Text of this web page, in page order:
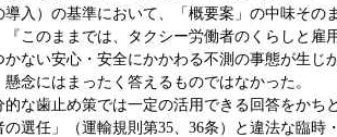
入）の基準において、「概要案」の中味その
このままでは、タクシー労働者のくらしと雇
ない安心・安全にかかわる不測の事態が生じ
念にはまったく答えるものではなかった。
な歯止め策では一定の活用できる回答をかち
選任」（運輸規則第35、36条）と違法な臨時